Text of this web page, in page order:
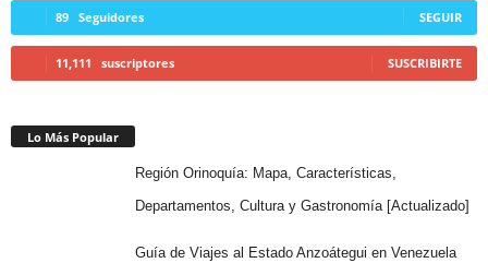
89 Seguidores SEGUIR
11,111 suscriptores SUSCRIBIRTE
Lo Más Popular
Región Orinoquía: Mapa, Características,
Departamentos, Cultura y Gastronomía [Actualizado]
Guía de Viajes al Estado Anzoátegui en Venezuela